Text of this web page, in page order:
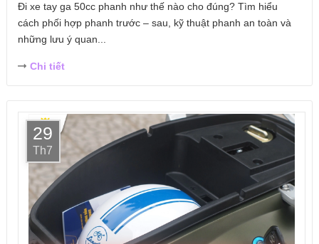
Đi xe tay ga 50cc phanh như thế nào cho đúng? Tìm hiểu
cách phối hợp phanh trước – sau, kỹ thuật phanh an toàn và
những lưu ý quan...
Chi tiết
29
Th7